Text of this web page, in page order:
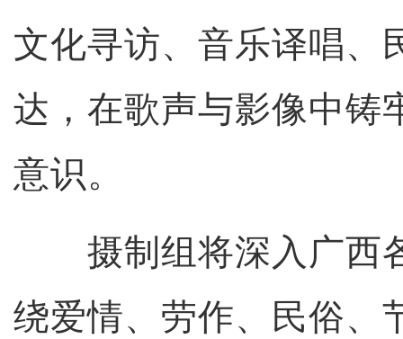
文化寻访、音乐译唱、
达，在歌声与影像中铸
意识。
摄制组将深入广西
绕爱情、劳作、民俗、